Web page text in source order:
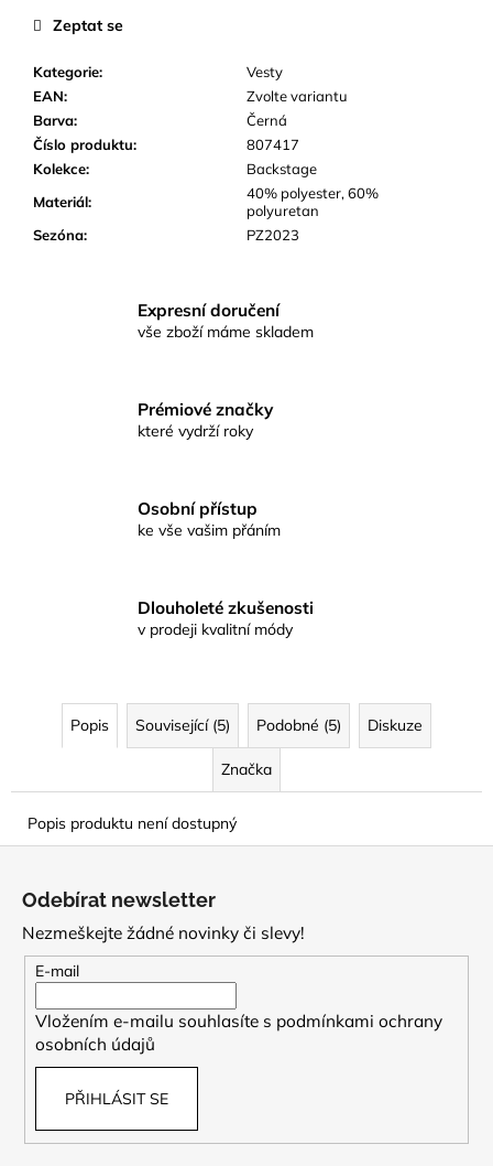
Kategorie:
Vesty
EAN:
Zvolte variantu
Barva:
Černá
Číslo produktu:
807417
Kolekce:
Backstage
Materiál:
40% polyester, 60%
polyuretan
Sezóna: PZ2023
Zeptat se
Expresní doručení
vše zboží máme skladem
Prémiové značky
které vydrží roky
Osobní přístup
ke vše vašim přáním
Dlouholeté zkušenosti
v prodeji kvalitní módy
Popis Související (5) Podobné (5) Diskuze
Značka
Popis produktu není dostupný
u
e
m
e
Odebírat newsletter
Nezmeškejte žádné novinky či slevy!
E-mail
Vložením e-mailu souhlasíte s podmínkami ochrany
osobních údajů
PŘIHLÁSIT SE